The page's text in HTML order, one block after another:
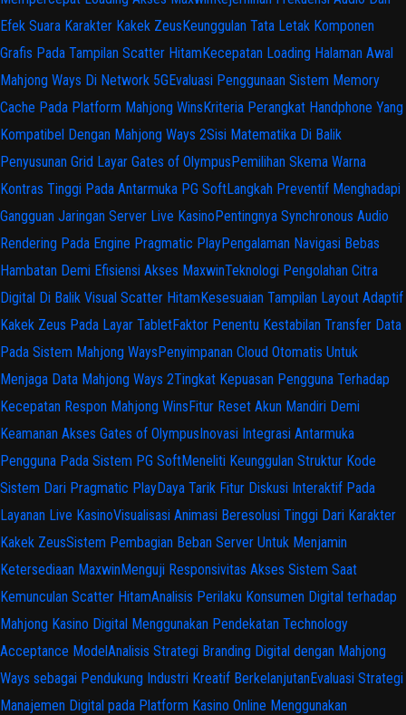
Efek Suara Karakter Kakek ZeusKeunggulan Tata Letak Komponen
Grafis Pada Tampilan Scatter HitamKecepatan Loading Halaman Awal
Mahjong Ways Di Network 5GEvaluasi Penggunaan Sistem Memory
Cache Pada Platform Mahjong WinsKriteria Perangkat Handphone Yang
Kompatibel Dengan Mahjong Ways 2Sisi Matematika Di Balik
Penyusunan Grid Layar Gates of OlympusPemilihan Skema Warna
Kontras Tinggi Pada Antarmuka PG SoftLangkah Preventif Menghadapi
Gangguan Jaringan Server Live KasinoPentingnya Synchronous Audio
Rendering Pada Engine Pragmatic PlayPengalaman Navigasi Bebas
Hambatan Demi Efisiensi Akses MaxwinTeknologi Pengolahan Citra
Digital Di Balik Visual Scatter HitamKesesuaian Tampilan Layout Adaptif
Kakek Zeus Pada Layar TabletFaktor Penentu Kestabilan Transfer Data
Pada Sistem Mahjong WaysPenyimpanan Cloud Otomatis Untuk
Menjaga Data Mahjong Ways 2Tingkat Kepuasan Pengguna Terhadap
Kecepatan Respon Mahjong WinsFitur Reset Akun Mandiri Demi
Keamanan Akses Gates of OlympusInovasi Integrasi Antarmuka
Pengguna Pada Sistem PG SoftMeneliti Keunggulan Struktur Kode
Sistem Dari Pragmatic PlayDaya Tarik Fitur Diskusi Interaktif Pada
Layanan Live KasinoVisualisasi Animasi Beresolusi Tinggi Dari Karakter
Kakek ZeusSistem Pembagian Beban Server Untuk Menjamin
Ketersediaan MaxwinMenguji Responsivitas Akses Sistem Saat
Kemunculan Scatter HitamAnalisis Perilaku Konsumen Digital terhadap
Mahjong Kasino Digital Menggunakan Pendekatan Technology
Acceptance ModelAnalisis Strategi Branding Digital dengan Mahjong
Ways sebagai Pendukung Industri Kreatif BerkelanjutanEvaluasi Strategi
Manajemen Digital pada Platform Kasino Online Menggunakan